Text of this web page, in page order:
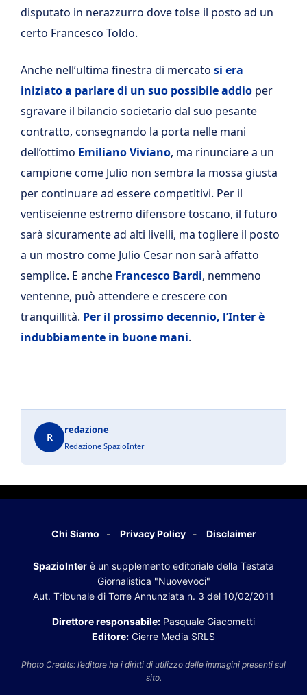
disputato in nerazzurro dove tolse il posto ad un
certo Francesco Toldo.
Anche nell’ultima finestra di mercato si era
iniziato a parlare di un suo possibile addio per
sgravare il bilancio societario dal suo pesante
contratto, consegnando la porta nelle mani
dell’ottimo Emiliano Viviano, ma rinunciare a un
campione come Julio non sembra la mossa giusta
per continuare ad essere competitivi. Per il
ventiseienne estremo difensore toscano, il futuro
sarà sicuramente ad alti livelli, ma togliere il posto
a un mostro come Julio Cesar non sarà affatto
semplice. E anche Francesco Bardi, nemmeno
ventenne, può attendere e crescere con
tranquillità. Per il prossimo decennio, l’Inter è
indubbiamente in buone mani.
R
redazione
Redazione SpazioInter
Chi Siamo Privacy Policy Disclaimer
SpazioInter è un supplemento editoriale della Testata
Giornalistica "Nuovevoci"
Aut. Tribunale di Torre Annunziata n. 3 del 10/02/2011
Direttore responsabile: Pasquale Giacometti
Editore: Cierre Media SRLS
Photo Credits: l’editore ha i diritti di utilizzo delle immagini presenti sul
sito.